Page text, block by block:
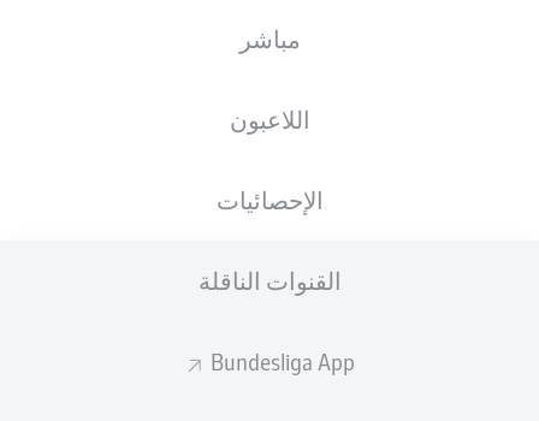
مباشر
اللاعبون
الإحصائيات
القنوات الناقلة
Bundesliga App
2.08
3.79